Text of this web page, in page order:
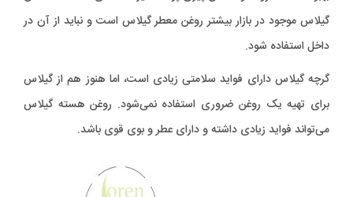
گیلاس موجود در بازار بیشتر روغن معطر گیلاس است و نباید از آن در
داخل استفاده شود.
گرچه گیلاس دارای فواید سلامتی زیادی است، اما هنوز هم از گیلاس
برای تهیه یک روغن ضروری استفاده نمی‌شود. روغن هسته گیلاس
می‌تواند فواید زیادی داشته و دارای عطر و بوی قوی باشد.